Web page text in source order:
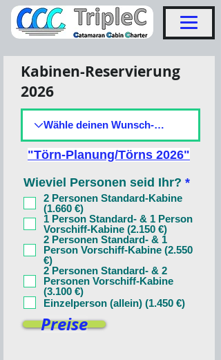
Kabinen-Reservierung
2026
"Törn-Planung/Törns 2026"
Wieviel Personen seid Ihr? *P
i
h
t
2 Personen Standard-Kabine
(1.660 €)
1 Person Standard- & 1 Person
Vorschiff-Kabine (2.150 €)
2 Personen Standard- & 1
Person Vorschiff-Kabine (2.550
€)
2 Personen Standard- & 2
Personen Vorschiff-Kabine
(3.100 €)
Einzelperson (allein) (1.450 €)
Preise